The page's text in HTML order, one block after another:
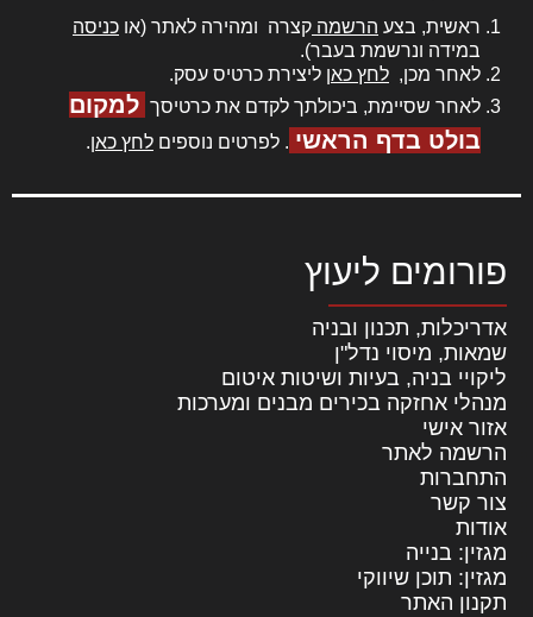
ראשית, בצע הרשמה קצרה ומהירה לאתר (או כניסה
במידה ונרשמת בעבר).
לאחר מכן, לחץ כאן ליצירת כרטיס עסק.
לאחר שסיימת, ביכולתך לקדם את כרטיסך למקום
בולט בדף הראשי . לפרטים נוספים לחץ כאן.
פורומים ליעוץ
אדריכלות, תכנון ובניה
שמאות, מיסוי נדל"ן
ליקויי בניה, בעיות ושיטות איטום
מנהלי אחזקה בכירים מבנים ומערכות
אזור אישי
הרשמה לאתר
התחברות
צור קשר
אודות
מגזין: בנייה
מגזין: תוכן שיווקי
תקנון האתר